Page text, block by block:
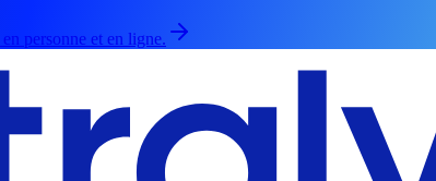
personne et en ligne.